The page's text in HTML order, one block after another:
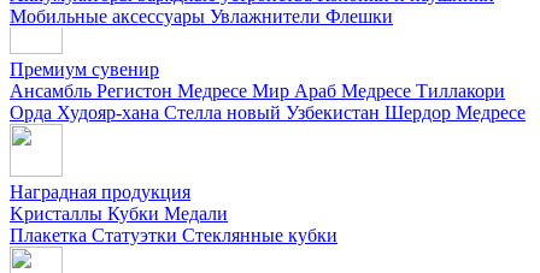
Мобильные аксессуары Увлажнители Флешки
Премиум сувенир
Ансамбль Регистон Медресе Мир Араб Медресе Тиллакори
Орда Худояр-хана Стелла новый Узбекистан Шердор Медресе
Наградная продукция
Kристаллы Кубки Медали
Плакетка Статуэтки Стеклянные кубки